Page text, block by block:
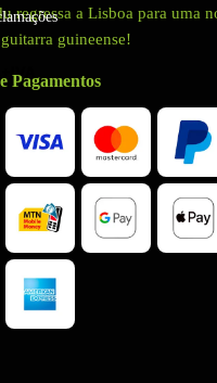
regressa a Lisboa para uma
guineense!
+IVA
Pagamentos